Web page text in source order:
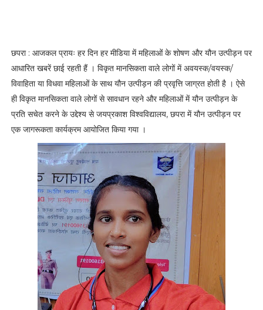
छपरा : आजकल प्रायः हर दिन हर मीडिया में महिलाओं के शोषण और यौन उत्पीड़न पर
आधारित खबरें छाई रहती हैं । विकृत मानसिकता वाले लोगों में अवयस्क/वयस्क/
विवाहिता या विधवा महिलाओं के साथ यौन उत्पीड़न की प्रवृत्ति जाग्रत होती है । ऐसे
ही विकृत मानसिकता वाले लोगों से सावधान रहने और महिलाओं में यौन उत्पीड़न के
प्रति सचेत करने के उद्देश्य से जयप्रकाश विश्वविद्यालय, छपरा में यौन उत्पीड़न पर
एक जागरूकता कार्यक्रम आयोजित किया गया ।